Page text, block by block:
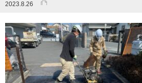
2023.8.26